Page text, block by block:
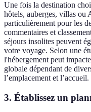
Une fois la destination
hôtels, auberges, villas ou
particulièrement pour les
commentaires et
séjours insolites peuvent
votre voyage. Selon une
l'hébergement peut
globale dépendant de
l’emplacement et l’accueil.
3. Établissez un